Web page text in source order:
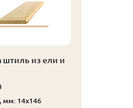
штиль из ели и
мм: 14x146